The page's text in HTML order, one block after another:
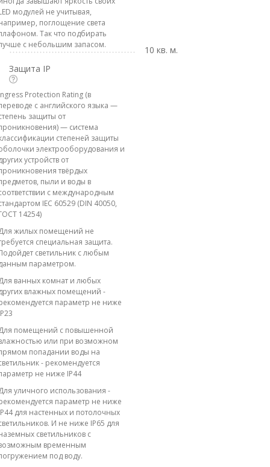
модулей не учитывая,
поглощение света
Так что подбирать
с небольшим запасом.
10 кв. м.
Защита IP
Protection Rating (в
с английского языка —
защиты от
— система
степеней защиты
электрооборудования и
устройств от
твёрдых
пыли и воды в
с международным
IEC 60529 (DIN 40050,
14254)
жилых помещений не
специальная защита.
светильник с любым
параметром.
ванных комнат и любых
влажных помещений -
параметр не ниже
помещений с повышенной
или при возможном
попадании воды на
- рекомендуется
не ниже IP44
уличного использования -
параметр не ниже
для настенных и потолочных
И не ниже IP65 для
светильников с
временным
под воду.